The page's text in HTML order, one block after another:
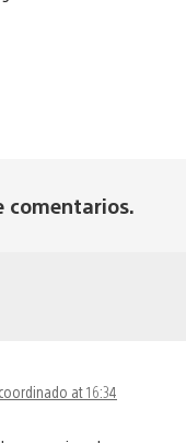
comentarios.
at 16:34